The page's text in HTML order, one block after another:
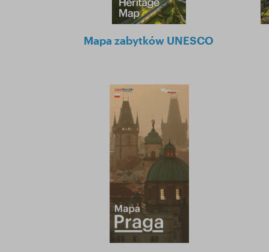
Mapa zabytków UNESCO